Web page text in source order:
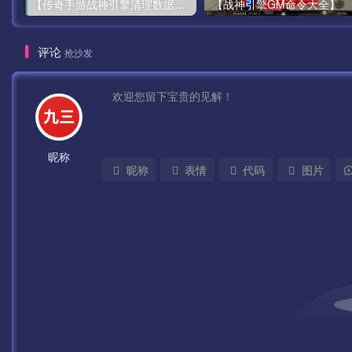
【传奇手游战神引擎清理数据教程】经典战神引擎怎么清数据开区/战神引擎清档教程！！！ 【战神引擎GM命令大全】
评论 抢沙发
昵称
昵称
表情 代码 图片